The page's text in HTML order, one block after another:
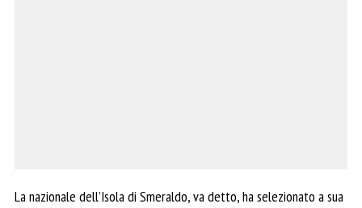
La nazionale dell’Isola di Smeraldo, va detto, ha selezionato a sua